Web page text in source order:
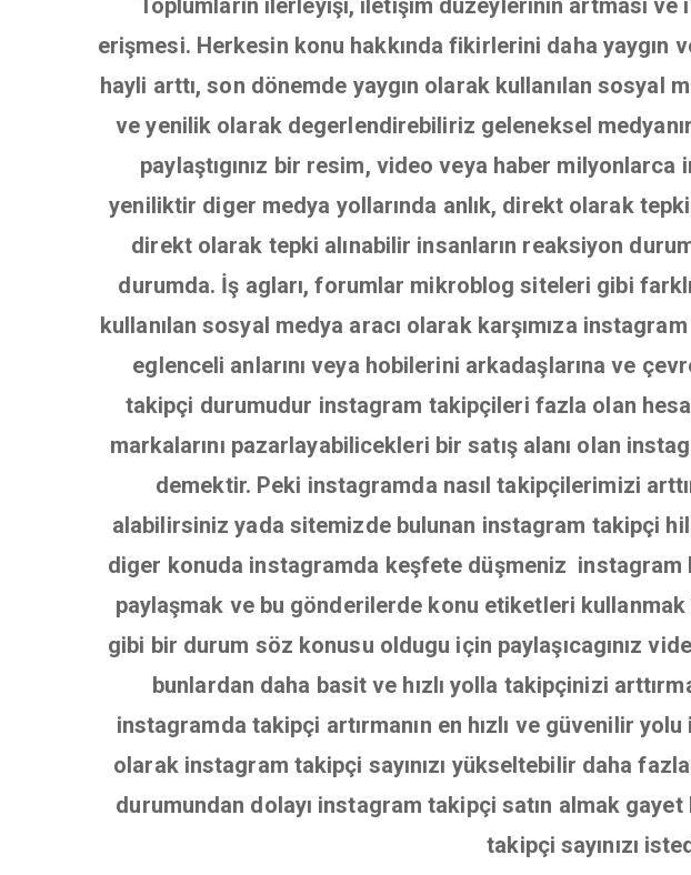
Toplumların ilerleyişi, iletişim düzeylerinin artması
erişmesi. Herkesin konu hakkında fikirlerini daha
hayli arttı, son dönemde yaygın olarak kullanılan sosyal
ve yenilik olarak degerlendirebiliriz geleneksel
paylaştıgınız bir resim, video veya haber
yeniliktir diger medya yollarında anlık, direkt olarak
direkt olarak tepki alınabilir insanların reaksiyon
durumda. İş agları, forumlar mikroblog siteleri gibi
kullanılan sosyal medya aracı olarak karşımıza
eglenceli anlarını veya hobilerini arkadaşlarına ve
takipçi durumudur instagram takipçileri fazla olan
markalarını pazarlayabilicekleri bir satış alanı olan
demektir. Peki instagramda nasıl takipçilerimizi
alabilirsiniz yada sitemizde bulunan instagram takipçi
diger konuda instagramda keşfete düşmeniz instagram
paylaşmak ve bu gönderilerde konu etiketleri
gibi bir durum söz konusu oldugu için paylaşıcagınız
bunlardan daha basit ve hızlı yolla takipçinizi
instagramda takipçi artırmanın en hızlı ve güvenilir
olarak instagram takipçi sayınızı yükseltebilir daha
durumundan dolayı instagram takipçi satın almak
takipçi sayınızı